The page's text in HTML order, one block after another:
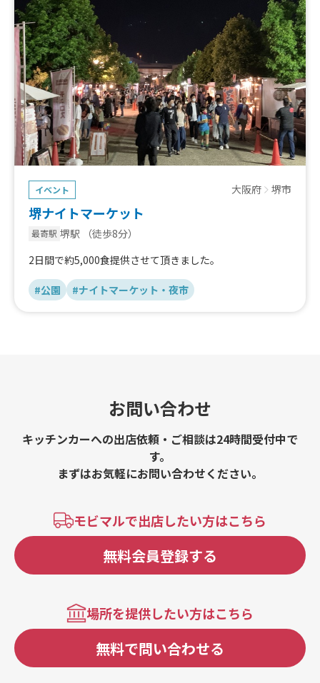
イベント 大阪府 堺市
堺ナイトマーケット
最寄駅 堺駅
（徒歩8分）
2日間で約5,000食提供させて頂きました。
#公園 #ナイトマーケット・夜市
お問い合わせ
キッチンカーへの出店依頼・ご相談は24時間受付中で
す。
まずはお気軽にお問い合わせください。
モビマルで出店したい方はこちら
無料会員登録する
場所を提供したい方はこちら
無料で問い合わせる